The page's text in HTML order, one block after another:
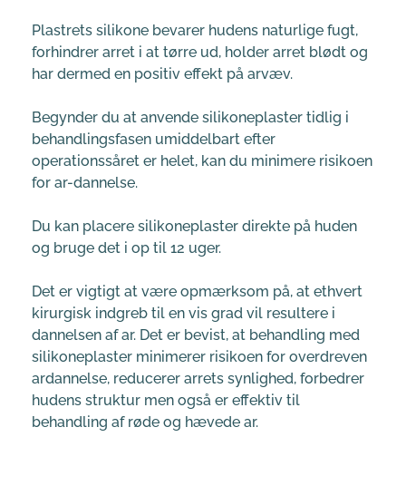
Plastrets silikone bevarer hudens naturlige fugt,
forhindrer arret i at tørre ud, holder arret blødt og
har dermed en positiv effekt på arvæv.
Begynder du at anvende silikoneplaster tidlig i
behandlingsfasen umiddelbart efter
operationssåret er helet, kan du minimere risikoen
for ar-dannelse.
Du kan placere silikoneplaster direkte på huden
og bruge det i op til 12 uger.
Det er vigtigt at være opmærksom på, at ethvert
kirurgisk indgreb til en vis grad vil resultere i
dannelsen af ar. Det er bevist, at behandling med
silikoneplaster minimerer risikoen for overdreven
ardannelse, reducerer arrets synlighed, forbedrer
hudens struktur men også er effektiv til
behandling af røde og hævede ar.